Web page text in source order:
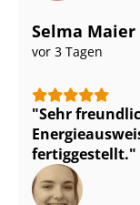
Selma Maier
vor 3 Tagen
Sehr
fertiggestellt.